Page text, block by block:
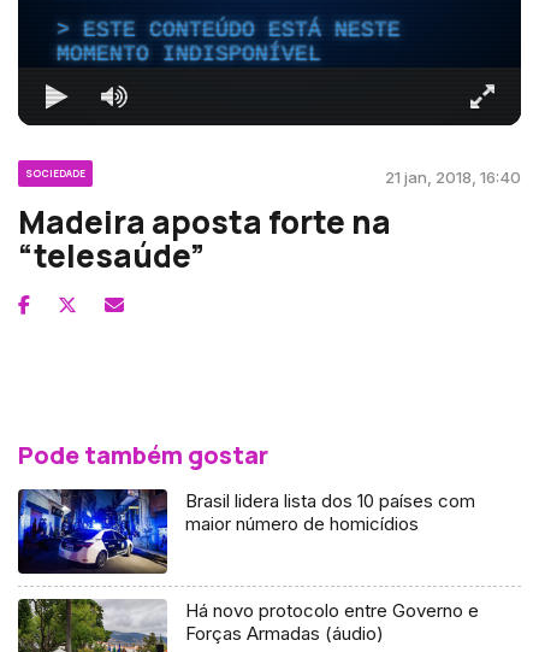
ESTE CONTEÚDO ESTÁ NESTE
MOMENTO INDISPONÍVEL
SOCIEDADE 21 jan, 2018, 16:40
Madeira aposta forte na
“telesaúde”
Pode também gostar
Brasil lidera lista dos 10 países com
maior número de homicídios
Há novo protocolo entre Governo e
Forças Armadas (áudio)